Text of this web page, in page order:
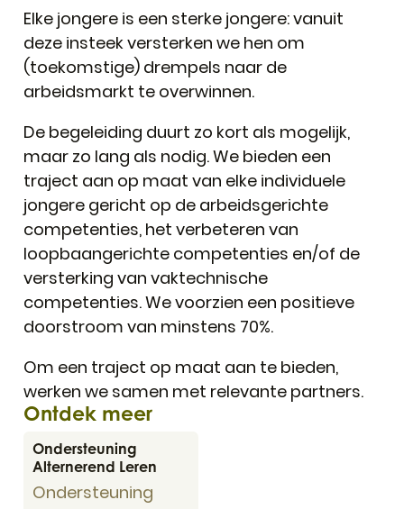
Elke jongere is een sterke jongere: vanuit
deze insteek versterken we hen om
(toekomstige) drempels naar de
arbeidsmarkt te overwinnen.
De begeleiding duurt zo kort als mogelijk,
maar zo lang als nodig. We bieden een
traject aan op maat van elke individuele
jongere gericht op de arbeidsgerichte
competenties, het verbeteren van
loopbaangerichte competenties en/of de
versterking van vaktechnische
competenties. We voorzien een positieve
doorstroom van minstens 70%.
Om een traject op maat aan te bieden,
werken we samen met relevante partners.
Ontdek meer
Ondersteuning Alternerend Leren
Ondersteuning
Alternerend Leren
Ondersteuning